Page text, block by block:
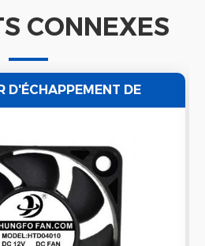
CONNEXES
D'ÉCHAPPEMENT DE
POUR NETTOYEUR À
ÉTANCHE